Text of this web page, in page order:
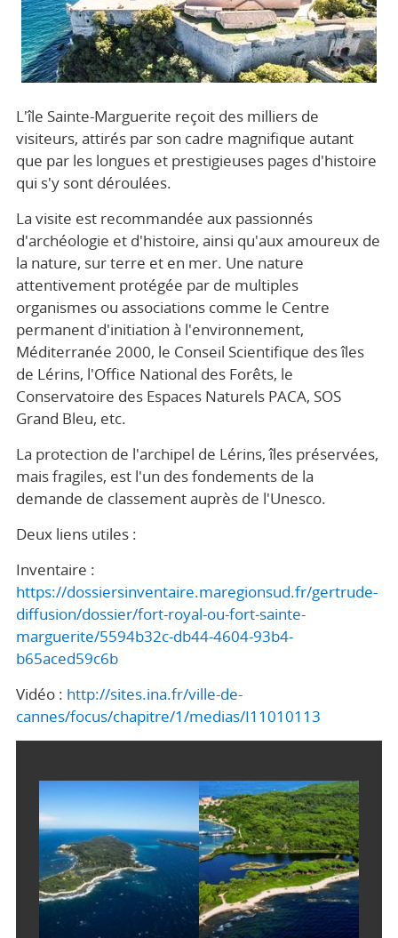
L'île Sainte-Marguerite reçoit des milliers de
visiteurs, attirés par son cadre magnifique autant
que par les longues et prestigieuses pages d'histoire
qui s'y sont déroulées.
La visite est recommandée aux passionnés
d'archéologie et d'histoire, ainsi qu'aux amoureux de
la nature, sur terre et en mer. Une nature
attentivement protégée par de multiples
organismes ou associations comme le Centre
permanent d'initiation à l'environnement,
Méditerranée 2000, le Conseil Scientifique des îles
de Lérins, l'Office National des Forêts, le
Conservatoire des Espaces Naturels PACA, SOS
Grand Bleu, etc.
La protection de l'archipel de Lérins, îles préservées,
mais fragiles, est l'un des fondements de la
demande de classement auprès de l'Unesco.
Deux liens utiles :
Inventaire :
https://dossiersinventaire.maregionsud.fr/gertrude-
diffusion/dossier/fort-royal-ou-fort-sainte-
marguerite/5594b32c-db44-4604-93b4-
b65aced59c6b
Vidéo : http://sites.ina.fr/ville-de-
cannes/focus/chapitre/1/medias/I11010113